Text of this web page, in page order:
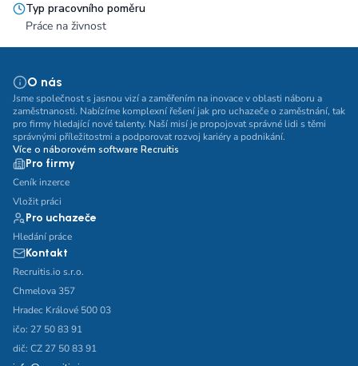
Typ pracovního poměru
Práce na živnost
O nás
Jsme společnost s jasnou vizí a zaměřením na inovace v oblasti náboru a
zaměstnanosti. Nabízíme komplexní řešení jak pro uchazeče o zaměstnání, tak
pro firmy hledající nové talenty. Naší misí je propojovat správné lidi s těmi
správnými příležitostmi a podporovat rozvoj kariéry a podnikání.
Více o náborovém software Recruitis
Pro firmy
Ceník inzerce
Vložit práci
Pro uchazeče
Hledání práce
Kontakt
Recruitis.io s.r.o.
Chmelova 357
Hradec Králové 500 03
ičo: 27 50 83 91
dič: CZ 27 50 83 91